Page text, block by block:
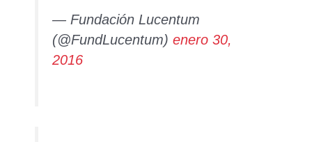
— Fundación Lucentum
(@FundLucentum) enero 30,
2016